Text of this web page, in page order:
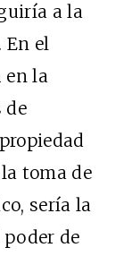
a la
En el
en la
de
toma de
sería la
de